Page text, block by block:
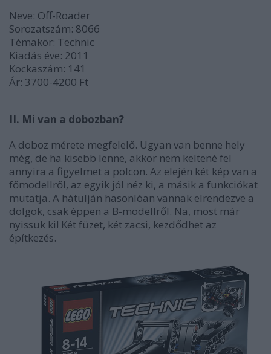
Neve: Off-Roader
Sorozatszám: 8066
Témakör: Technic
Kiadás éve: 2011
Kockaszám: 141
Ár: 3700-4200 Ft
II. Mi van a dobozban?
A doboz mérete megfelelő. Ugyan van benne hely
még, de ha kisebb lenne, akkor nem keltené fel
annyira a figyelmet a polcon. Az elején két kép van a
főmodellről, az egyik jól néz ki, a másik a funkciókat
mutatja. A hátulján hasonlóan vannak elrendezve a
dolgok, csak éppen a B-modellről. Na, most már
nyissuk ki! Két füzet, két zacsi, kezdődhet az
építkezés.